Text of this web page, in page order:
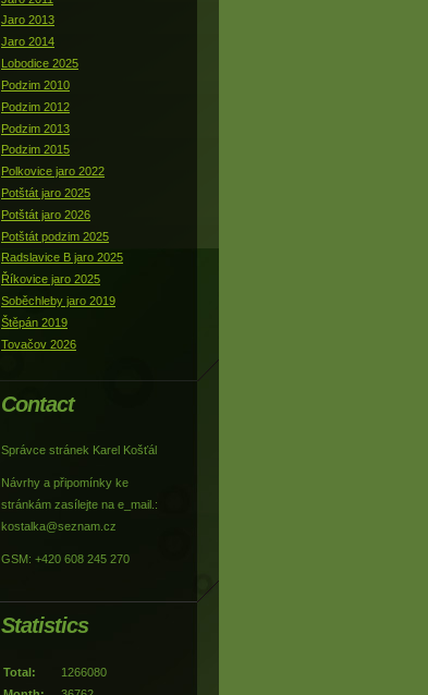
Jaro 2013
Jaro 2014
Lobodice 2025
Podzim 2010
Podzim 2012
Podzim 2013
Podzim 2015
Polkovice jaro 2022
Potštát jaro 2025
Potštát jaro 2026
Potštát podzim 2025
Radslavice B jaro 2025
Říkovice jaro 2025
Soběchleby jaro 2019
Štěpán 2019
Tovačov 2026
Contact
Správce stránek Karel Košťál
Návrhy a připomínky ke
stránkám zasílejte na e_mail.:
kostalka@seznam.cz
GSM: +420 608 245 270
Statistics
Total:
1266080